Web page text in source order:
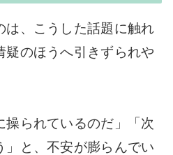
は、こうした話題に触れ
疑のほうへ引きずられや
操られているのだ」「次
」と、不安が膨らんでい